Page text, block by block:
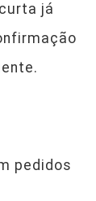
já
pedidos